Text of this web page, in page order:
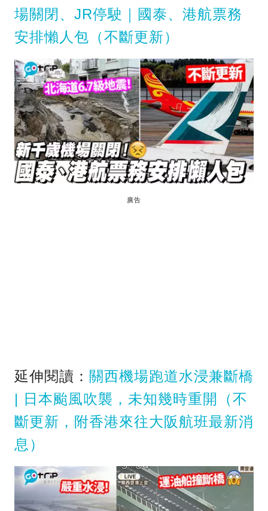
場關閉、JR停駛｜國泰、港航票務
安排懶人包（不斷更新）
廣告
延伸閱讀： 關西機場跑道水浸兼斷橋
| 日本颱風吹襲，未知幾時重開（不
斷更新，附香港來往大阪航班最新消
息）